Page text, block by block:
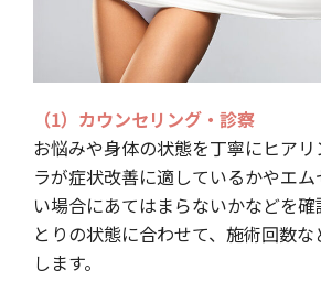
（1）カウンセリング・診察
お悩みや身体の状態を丁寧にヒア
ラが症状改善に適しているかやエ
い場合にあてはまらないかなどを
とりの状態に合わせて、施術回数
します。